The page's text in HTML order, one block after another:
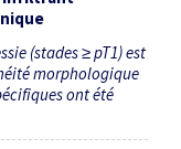
(stades ≥ pT1) est
morphologique
ont été